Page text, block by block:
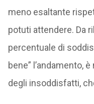
meno esaltante
potuti attendere. Da
percentuale di
bene” l’andamento,
degli insoddisfatti,